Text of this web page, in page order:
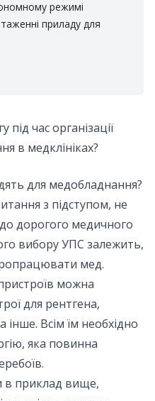
режимі
приладу для
час організації
в медклініках?
для медобладнання?
з підступом, не
дорогого медичного
вибору УПС залежить,
мед.
можна
для рентгена,
Всім їм необхідно
яка повинна
в приклад вище,